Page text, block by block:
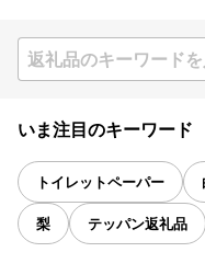
いま注目のキーワード
トイレットペーパー
梨 テッパン返礼品